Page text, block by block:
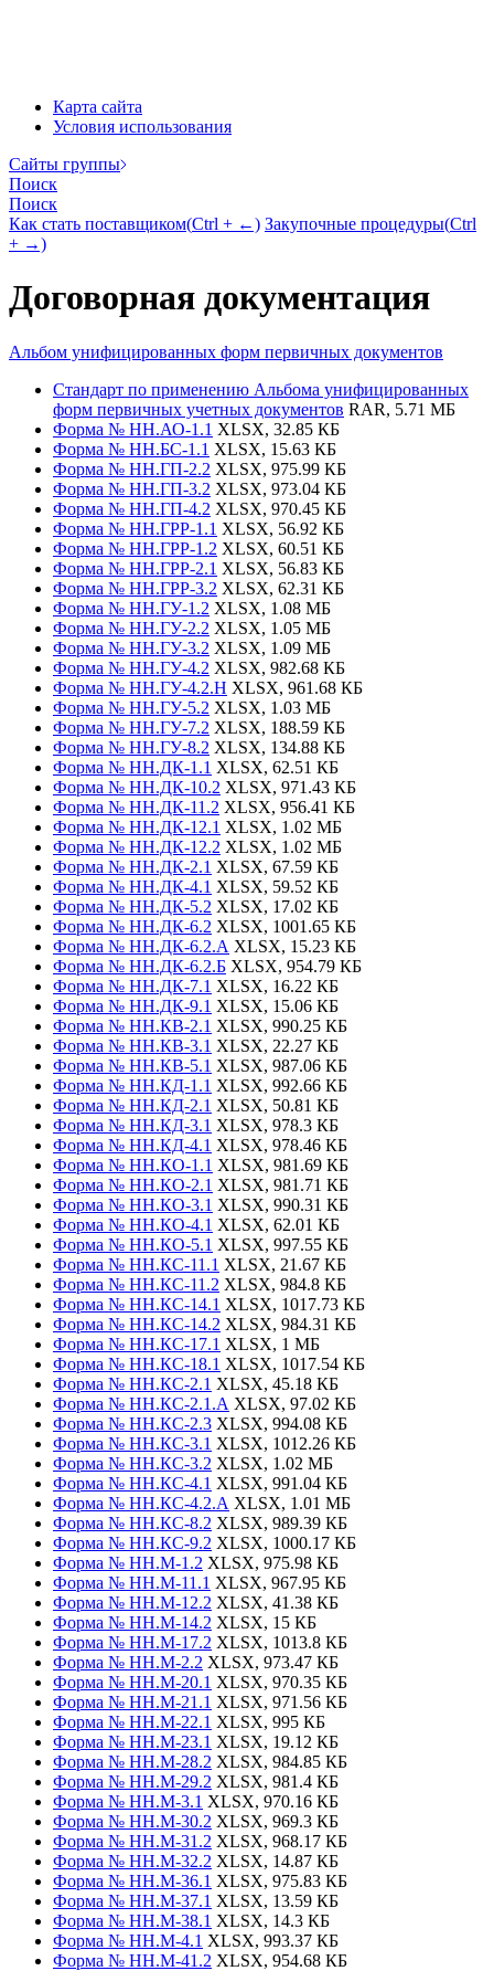
Карта сайта
Условия использования
Cайты группы
Поиск
Поиск
Как стать поставщиком(Ctrl + ←) Закупочные процедуры(Ctrl
+ →)
Договорная документация
Альбом унифицированных форм первичных документов
Стандарт по применению Альбома унифицированных
форм первичных учетных документов RAR, 5.71 МБ
Форма № НН.АО-1.1 XLSX, 32.85 КБ
Форма № НН.БС-1.1 XLSX, 15.63 КБ
Форма № НН.ГП-2.2 XLSX, 975.99 КБ
Форма № НН.ГП-3.2 XLSX, 973.04 КБ
Форма № НН.ГП-4.2 XLSX, 970.45 КБ
Форма № НН.ГРР-1.1 XLSX, 56.92 КБ
Форма № НН.ГРР-1.2 XLSX, 60.51 КБ
Форма № НН.ГРР-2.1 XLSX, 56.83 КБ
Форма № НН.ГРР-3.2 XLSX, 62.31 КБ
Форма № НН.ГУ-1.2 XLSX, 1.08 МБ
Форма № НН.ГУ-2.2 XLSX, 1.05 МБ
Форма № НН.ГУ-3.2 XLSX, 1.09 МБ
Форма № НН.ГУ-4.2 XLSX, 982.68 КБ
Форма № НН.ГУ-4.2.Н XLSX, 961.68 КБ
Форма № НН.ГУ-5.2 XLSX, 1.03 МБ
Форма № НН.ГУ-7.2 XLSX, 188.59 КБ
Форма № НН.ГУ-8.2 XLSX, 134.88 КБ
Форма № НН.ДК-1.1 XLSX, 62.51 КБ
Форма № НН.ДК-10.2 XLSX, 971.43 КБ
Форма № НН.ДК-11.2 XLSX, 956.41 КБ
Форма № НН.ДК-12.1 XLSX, 1.02 МБ
Форма № НН.ДК-12.2 XLSX, 1.02 МБ
Форма № НН.ДК-2.1 XLSX, 67.59 КБ
Форма № НН.ДК-4.1 XLSX, 59.52 КБ
Форма № НН.ДК-5.2 XLSX, 17.02 КБ
Форма № НН.ДК-6.2 XLSX, 1001.65 КБ
Форма № НН.ДК-6.2.А XLSX, 15.23 КБ
Форма № НН.ДК-6.2.Б XLSX, 954.79 КБ
Форма № НН.ДК-7.1 XLSX, 16.22 КБ
Форма № НН.ДК-9.1 XLSX, 15.06 КБ
Форма № НН.КВ-2.1 XLSX, 990.25 КБ
Форма № НН.КВ-3.1 XLSX, 22.27 КБ
Форма № НН.КВ-5.1 XLSX, 987.06 КБ
Форма № НН.КД-1.1 XLSX, 992.66 КБ
Форма № НН.КД-2.1 XLSX, 50.81 КБ
Форма № НН.КД-3.1 XLSX, 978.3 КБ
Форма № НН.КД-4.1 XLSX, 978.46 КБ
Форма № НН.КО-1.1 XLSX, 981.69 КБ
Форма № НН.КО-2.1 XLSX, 981.71 КБ
Форма № НН.КО-3.1 XLSX, 990.31 КБ
Форма № НН.КО-4.1 XLSX, 62.01 КБ
Форма № НН.КО-5.1 XLSX, 997.55 КБ
Форма № НН.КС-11.1 XLSX, 21.67 КБ
Форма № НН.КС-11.2 XLSX, 984.8 КБ
Форма № НН.КС-14.1 XLSX, 1017.73 КБ
Форма № НН.КС-14.2 XLSX, 984.31 КБ
Форма № НН.КС-17.1 XLSX, 1 МБ
Форма № НН.КС-18.1 XLSX, 1017.54 КБ
Форма № НН.КС-2.1 XLSX, 45.18 КБ
Форма № НН.КС-2.1.А XLSX, 97.02 КБ
Форма № НН.КС-2.3 XLSX, 994.08 КБ
Форма № НН.КС-3.1 XLSX, 1012.26 КБ
Форма № НН.КС-3.2 XLSX, 1.02 МБ
Форма № НН.КС-4.1 XLSX, 991.04 КБ
Форма № НН.КС-4.2.А XLSX, 1.01 МБ
Форма № НН.КС-8.2 XLSX, 989.39 КБ
Форма № НН.КС-9.2 XLSX, 1000.17 КБ
Форма № НН.М-1.2 XLSX, 975.98 КБ
Форма № НН.М-11.1 XLSX, 967.95 КБ
Форма № НН.М-12.2 XLSX, 41.38 КБ
Форма № НН.М-14.2 XLSX, 15 КБ
Форма № НН.М-17.2 XLSX, 1013.8 КБ
Форма № НН.М-2.2 XLSX, 973.47 КБ
Форма № НН.М-20.1 XLSX, 970.35 КБ
Форма № НН.М-21.1 XLSX, 971.56 КБ
Форма № НН.М-22.1 XLSX, 995 КБ
Форма № НН.М-23.1 XLSX, 19.12 КБ
Форма № НН.М-28.2 XLSX, 984.85 КБ
Форма № НН.М-29.2 XLSX, 981.4 КБ
Форма № НН.М-3.1 XLSX, 970.16 КБ
Форма № НН.М-30.2 XLSX, 969.3 КБ
Форма № НН.М-31.2 XLSX, 968.17 КБ
Форма № НН.М-32.2 XLSX, 14.87 КБ
Форма № НН.М-36.1 XLSX, 975.83 КБ
Форма № НН.М-37.1 XLSX, 13.59 КБ
Форма № НН.М-38.1 XLSX, 14.3 КБ
Форма № НН.М-4.1 XLSX, 993.37 КБ
Форма № НН.М-41.2 XLSX, 954.68 КБ